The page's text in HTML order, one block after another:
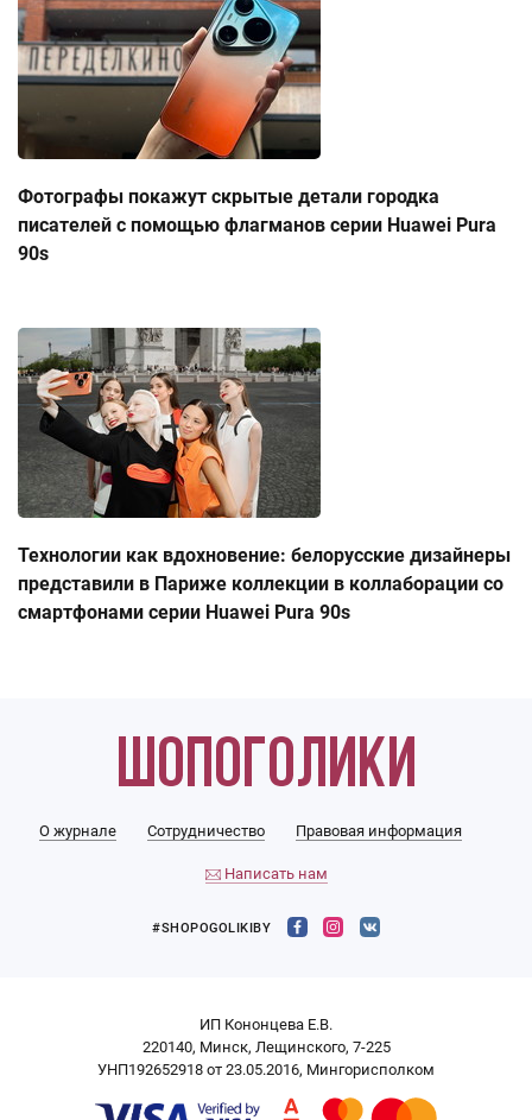
Фотографы покажут скрытые детали городка
писателей с помощью флагманов серии Huawei Pura
90s
Технологии как вдохновение: белорусские дизайнеры
представили в Париже коллекции в коллаборации со
смартфонами серии Huawei Pura 90s
О журнале Сотрудничество Правовая информация
Написать нам
#SHOPOGOLIKIBY
ИП Кононцева Е.В.
220140, Минск, Лещинского, 7-225
УНП192652918 от 23.05.2016, Мингорисполком